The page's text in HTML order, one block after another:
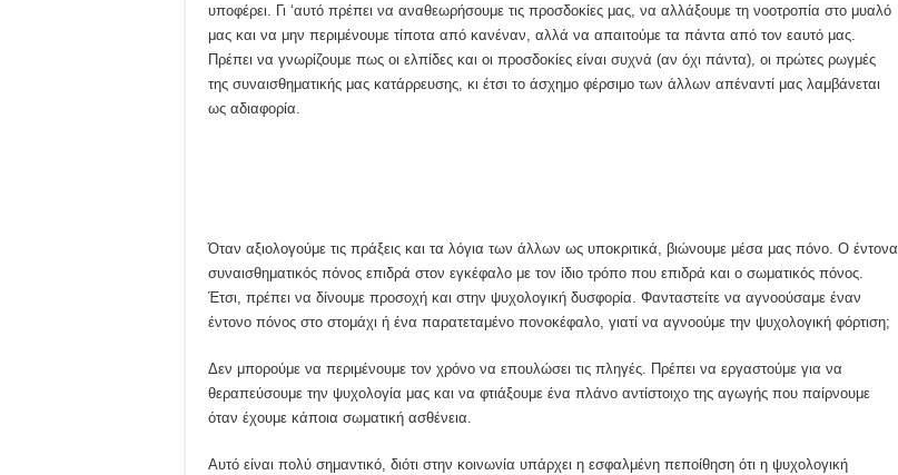
υποφέρει. Γι ‘αυτό πρέπει να αναθεωρήσουμε τις προσδοκίες μας, να αλλάξουμε τη νοοτροπία στο μυαλό
μας και να μην περιμένουμε τίποτα από κανέναν, αλλά να απαιτούμε τα πάντα από τον εαυτό μας.
Πρέπει να γνωρίζουμε πως οι ελπίδες και οι προσδοκίες είναι συχνά (αν όχι πάντα), οι πρώτες ρωγμές
της συναισθηματικής μας κατάρρευσης, κι έτσι το άσχημο φέρσιμο των άλλων απέναντί μας λαμβάνεται
ως αδιαφορία.
Όταν αξιολογούμε τις πράξεις και τα λόγια των άλλων ως υποκριτικά, βιώνουμε μέσα μας πόνο. Ο έντονα
συναισθηματικός πόνος επιδρά στον εγκέφαλο με τον ίδιο τρόπο που επιδρά και ο σωματικός πόνος.
Έτσι, πρέπει να δίνουμε προσοχή και στην ψυχολογική δυσφορία. Φανταστείτε να αγνοούσαμε έναν
έντονο πόνος στο στομάχι ή ένα παρατεταμένο πονοκέφαλο, γιατί να αγνοούμε την ψυχολογική φόρτιση;
Δεν μπορούμε να περιμένουμε τον χρόνο να επουλώσει τις πληγές. Πρέπει να εργαστούμε για να
θεραπεύσουμε την ψυχολογία μας και να φτιάξουμε ένα πλάνο αντίστοιχο της αγωγής που παίρνουμε
όταν έχουμε κάποια σωματική ασθένεια.
Αυτό είναι πολύ σημαντικό, διότι στην κοινωνία υπάρχει η εσφαλμένη πεποίθηση ότι η ψυχολογική